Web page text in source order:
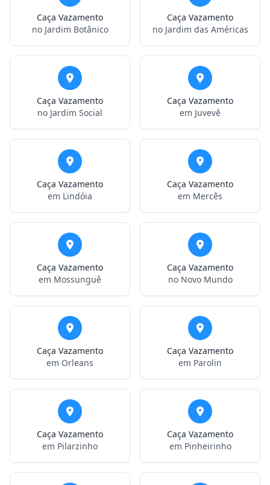
Caça Vazamento
no Jardim Botânico
Caça Vazamento
no Jardim das Américas
Caça Vazamento
no Jardim Social
Caça Vazamento
em Juvevê
Caça Vazamento
em Lindóia
Caça Vazamento
em Mercês
Caça Vazamento
em Mossunguê
Caça Vazamento
no Novo Mundo
Caça Vazamento
em Orleans
Caça Vazamento
em Parolin
Caça Vazamento
em Pilarzinho
Caça Vazamento
em Pinheirinho